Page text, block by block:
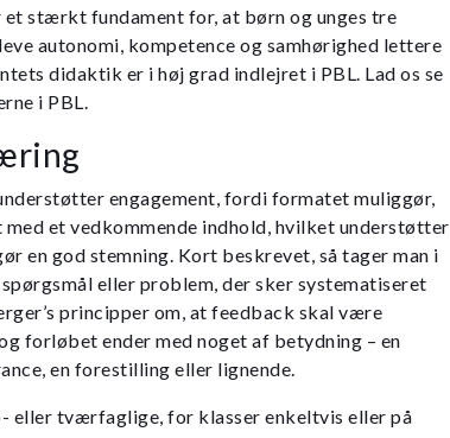
stærkt fundament for, at børn og unges tre
autonomi, kompetence og samhørighed lettere
didaktik er i høj grad indlejret i PBL. Lad os se
i PBL.
engagement, fordi formatet muliggør,
et vedkommende indhold, hvilket understøtter
en god stemning. Kort beskrevet, så tager man i
eller problem, der sker systematiseret
principper om, at feedback skal være
forløbet ender med noget af betydning – en
en forestilling eller lignende.
eller tværfaglige, for klasser enkeltvis eller på